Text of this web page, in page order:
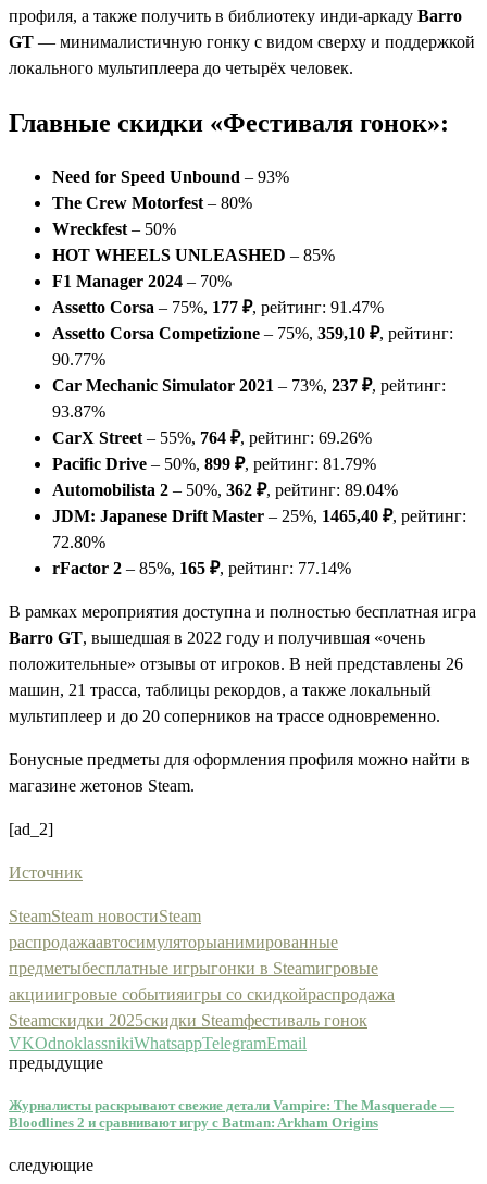
профиля, а также получить в библиотеку инди-аркаду Barro
GT — минималистичную гонку с видом сверху и поддержкой
локального мультиплеера до четырёх человек.
Главные скидки «Фестиваля гонок»:
Need for Speed Unbound – 93%
The Crew Motorfest – 80%
Wreckfest – 50%
HOT WHEELS UNLEASHED – 85%
F1 Manager 2024 – 70%
Assetto Corsa – 75%, 177 ₽, рейтинг: 91.47%
Assetto Corsa Competizione – 75%, 359,10 ₽, рейтинг:
90.77%
Car Mechanic Simulator 2021 – 73%, 237 ₽, рейтинг:
93.87%
CarX Street – 55%, 764 ₽, рейтинг: 69.26%
Pacific Drive – 50%, 899 ₽, рейтинг: 81.79%
Automobilista 2 – 50%, 362 ₽, рейтинг: 89.04%
JDM: Japanese Drift Master – 25%, 1465,40 ₽, рейтинг:
72.80%
rFactor 2 – 85%, 165 ₽, рейтинг: 77.14%
В рамках мероприятия доступна и полностью бесплатная игра
Barro GT, вышедшая в 2022 году и получившая «очень
положительные» отзывы от игроков. В ней представлены 26
машин, 21 трасса, таблицы рекордов, а также локальный
мультиплеер и до 20 соперников на трассе одновременно.
Бонусные предметы для оформления профиля можно найти в
магазине жетонов Steam.
[ad_2]
Источник
SteamSteam новостиSteam
распродажаавтосимуляторыанимированные
предметыбесплатные игрыгонки в Steamигровые
акцииигровые событияигры со скидкойраспродажа
Steamскидки 2025скидки Steamфестиваль гонок
VKOdnoklassnikiWhatsappTelegramEmail
предыдущие
Журналисты раскрывают свежие детали Vampire: The Masquerade —
Bloodlines 2 и сравнивают игру с Batman: Arkham Origins
следующие